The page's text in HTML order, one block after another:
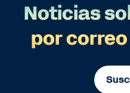
Noticias
por